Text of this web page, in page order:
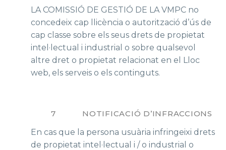
LA COMISSIÓ DE GESTIÓ DE LA VMPC no
concedeix cap llicència o autorització d’ús de
cap classe sobre els seus drets de propietat
intel·lectual i industrial o sobre qualsevol
altre dret o propietat relacionat en el Lloc
web, els serveis o els continguts.
7 NOTIFICACIÓ D’INFRACCIONS
En cas que la persona usuària infringeixi drets
de propietat intel·lectual i / o industrial o